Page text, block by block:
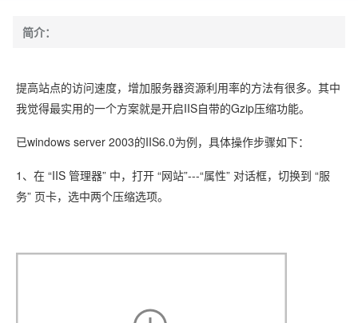
简介：
提高站点的访问速度，增加服务器资源利用率的方法有很多。其中
我觉得最实用的一个方案就是开启IIS自带的Gzip压缩功能。
已windows server 2003的IIS6.0为例，具体操作步骤如下：
1、在 “IIS 管理器” 中，打开 “网站”---“属性” 对话框，切换到 “服
务” 页卡，选中两个压缩选项。